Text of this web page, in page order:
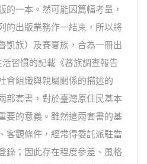
的一本。然可能因篇幅考量，
的出版業務作一結束，所以將
凱族）及賽夏族，合為一冊出
習慣的記載《蕃族調查報告
會組織與親屬關係的描述的
部套書，對於臺灣原住民基本
要的意義。雖然這兩套書的基
客觀條件，經常得委託派駐當
錄；因此存在程度參差、風格